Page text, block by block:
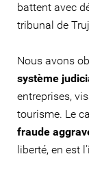
battent avec
tribunal de
Nous avons
système
entreprises,
tourisme. Le
fraude
liberté, en est